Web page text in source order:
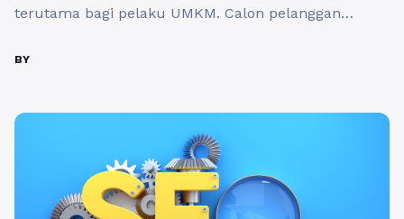
terutama bagi pelaku UMKM. Calon pelanggan
dengan cepat, informatif, dan solutif. Namun,
tidak sederhana. Di sinilah Halo AI – AI Sales
Baca Selengkapnya
BY